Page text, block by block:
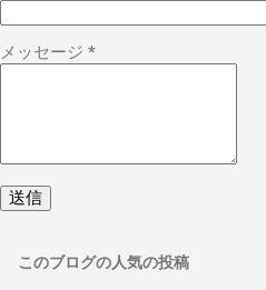
メッセージ *
このブログの人気の投稿